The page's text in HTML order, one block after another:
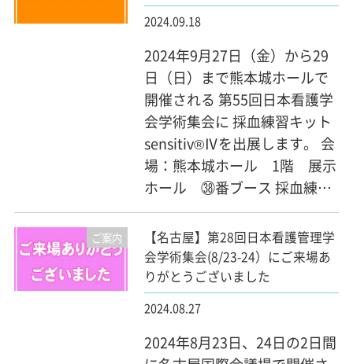
2024.09.18
2024年9月27日（金）から29
日（日）まで熊本城ホールで
開催される 第55回日本看護学
会学術集会に 採血練習キット
sensitiv®Ⅳを出展します。 会
場：熊本城ホール 1階 展示
ホール ㊳番ブース 採血練…
ご案内
【名古屋】第28回日本看護管理学
会学術集会(8/23-24）にご来場あ
りがとうございました
2024.08.27
2024年8月23日、24日の2日間